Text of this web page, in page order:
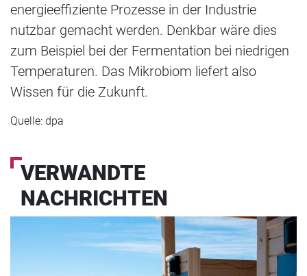
energieeffiziente Prozesse in der Industrie
nutzbar gemacht werden. Denkbar wäre dies
zum Beispiel bei der Fermentation bei niedrigen
Temperaturen. Das Mikrobiom liefert also
Wissen für die Zukunft.
Quelle: dpa
VERWANDTE
NACHRICHTEN